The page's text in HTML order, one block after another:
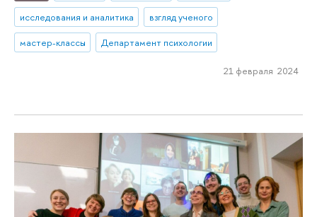
исследования и аналитика
взгляд ученого
мастер-классы
Департамент психологии
21 февраля 2024